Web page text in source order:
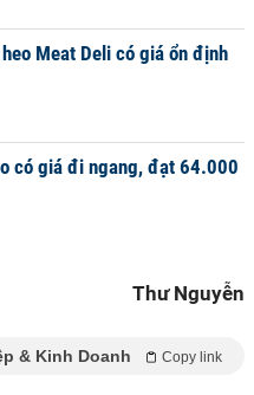
Meat Deli có giá ổn định
có giá đi ngang, đạt 64.000
Thư Nguyễn
& Kinh Doanh Copy link